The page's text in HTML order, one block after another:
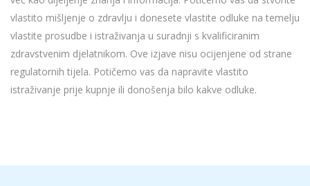
vlastito mišljenje o zdravlju i donesete vlastite odluke na temelju
vlastite prosudbe i istraživanja u suradnji s kvalificiranim
zdravstvenim djelatnikom. Ove izjave nisu ocijenjene od strane
regulatornih tijela. Potičemo vas da napravite vlastito
istraživanje prije kupnje ili donošenja bilo kakve odluke.